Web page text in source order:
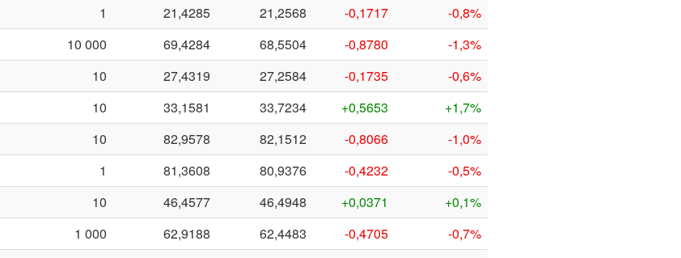
1 21,4285 21,2568 -0,1717
-0,8%
10 000 69,4284 68,5504 -0,8780
-1,3%
10 27,4319 27,2584 -0,1735
-0,6%
10 33,1581 33,7234 +0,5653
+1,7%
10 82,9578 82,1512 -0,8066
-1,0%
1 81,3608 80,9376 -0,4232
-0,5%
10 46,4577 46,4948 +0,0371
+0,1%
1 000 62,9188 62,4483 -0,4705
-0,7%